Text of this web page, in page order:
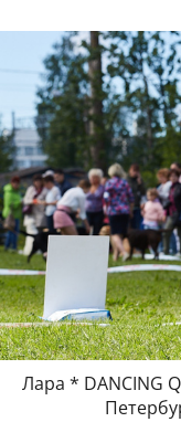
Лара * DANCING